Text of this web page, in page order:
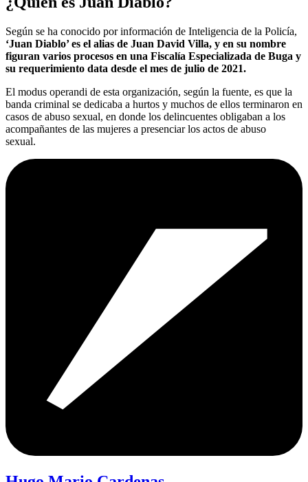
Según se ha conocido por información de Inteligencia de la Policía,
‘Juan Diablo’ es el alias de Juan David Villa, y en su nombre
figuran varios procesos en una Fiscalía Especializada de Buga y
su requerimiento data desde el mes de julio de 2021.
El modus operandi de esta organización, según la fuente, es que la
banda criminal se dedicaba a hurtos y muchos de ellos terminaron en
casos de abuso sexual, en donde los delincuentes obligaban a los
acompañantes de las mujeres a presenciar los actos de abuso
sexual.